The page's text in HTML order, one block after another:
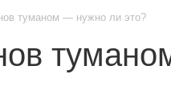
туманом — нужно ли это?